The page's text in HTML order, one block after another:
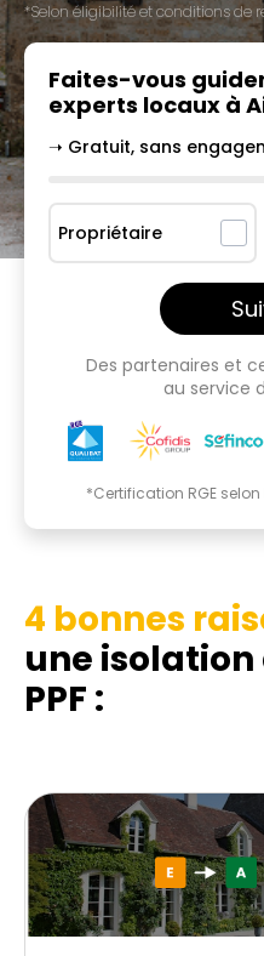
*Selon éligibilité et conditions de
Faites-vous
experts locaux à
➝ Gratuit, sans
Propriétaire
Des partenaires et
au service
*Certification RGE
4 bonnes
une
PPF :